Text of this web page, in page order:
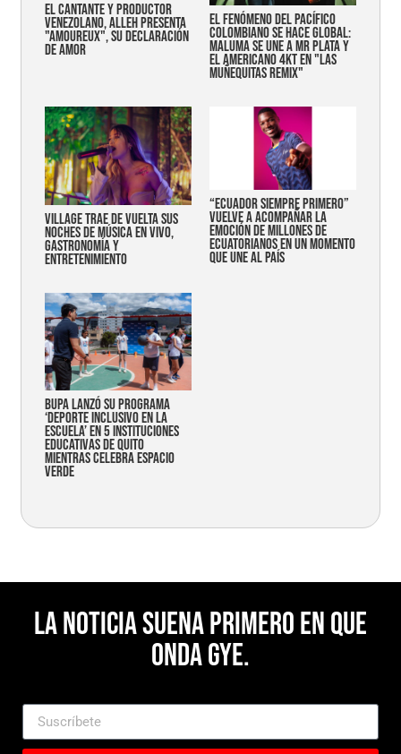
EL CANTANTE Y PRODUCTOR
VENEZOLANO, ALLEH PRESENTA
"AMOUREUX", SU DECLARACIÓN
DE AMOR
EL FENÓMENO DEL PACÍFICO
COLOMBIANO SE HACE GLOBAL:
MALUMA SE UNE A MR PLATA Y
EL AMERICANO 4KT EN "LAS
MUÑEQUITAS REMIX"
Village trae de vuelta sus
noches de música en vivo,
gastronomía y
entretenimiento
“Ecuador siempre primero”
vuelve a acompañar la
emoción de millones de
ecuatorianos en un momento
que une al país
Bupa lanzó su programa
‘Deporte Inclusivo en la
Escuela’ en 5 instituciones
educativas de Quito
mientras celebra espacio
verde
La noticia suena primero en Que
Onda Gye.